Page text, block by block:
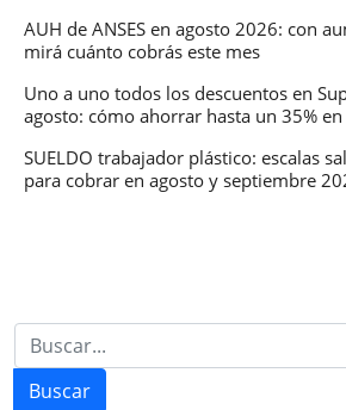
AUH de ANSES en agosto 2026: con
mirá cuánto cobrás este mes
Uno a uno todos los descuentos en
agosto: cómo ahorrar hasta un 35%
SUELDO trabajador plástico: escalas
para cobrar en agosto y septiembre
Buscar